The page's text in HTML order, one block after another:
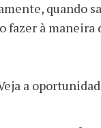
quando
à
a